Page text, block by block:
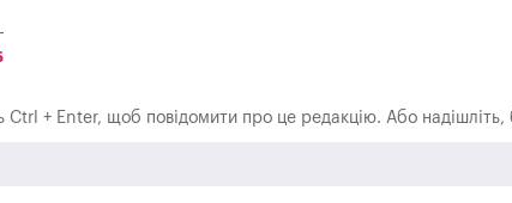
Ctrl + Enter, щоб повідомити про це редакцію. Або